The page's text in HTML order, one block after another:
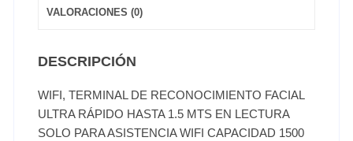
VALORACIONES (0)
DESCRIPCIÓN
WIFI, TERMINAL DE RECONOCIMIENTO FACIAL
ULTRA RÁPIDO HASTA 1.5 MTS EN LECTURA
SOLO PARA ASISTENCIA WIFI CAPACIDAD 1500